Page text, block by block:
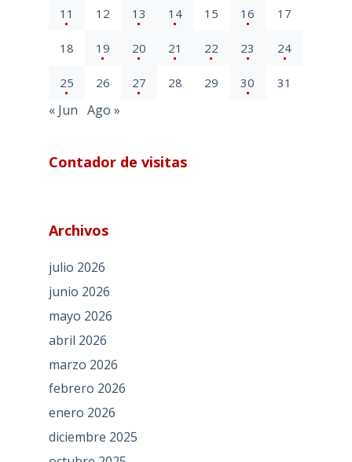
11 12 13 14 15 16 17
18 19 20 21 22 23 24
25 26 27 28 29 30 31
« Jun Ago »
Contador de visitas
Archivos
julio 2026
junio 2026
mayo 2026
abril 2026
marzo 2026
febrero 2026
enero 2026
diciembre 2025